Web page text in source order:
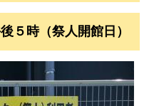
５時（祭人開館日）